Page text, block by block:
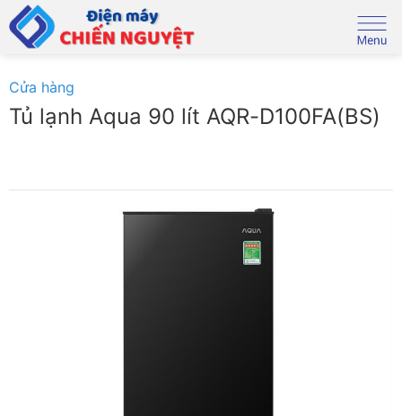
Skip
to
Cửa hàng
Tủ lạnh Aqua 90 lít AQR-D100FA(BS)